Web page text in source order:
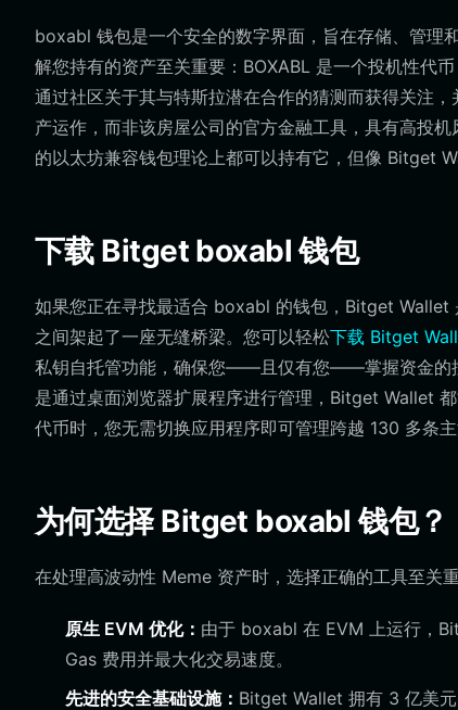
boxabl 钱包是一个安全的数字界面，旨在存储、管理
解您持有的资产至关重要：BOXABL 是一个投机性代
通过社区关于其与特斯拉潜在合作的猜测而获得关注
产运作，而非该房屋公司的官方金融工具，具有高投
的以太坊兼容钱包理论上都可以持有它，但像 Bitget
下载 Bitget boxabl 钱包
如果您正在寻找最适合 boxabl 的钱包，Bitget Wallet
之间架起了一座无缝桥梁。您可以轻松下载 Bitget
私钥自托管功能，确保您——且仅有您——掌握资金的
是通过桌面浏览器扩展程序进行管理，Bitget Wallet
代币时，您无需切换应用程序即可管理跨越 130 多条主
为何选择 Bitget boxabl 钱包？
在处理高波动性 Meme 资产时，选择正确的工具至关
原生 EVM 优化： 由于 boxabl 在 EVM 上运行，
Gas 费用并最大化交易速度。
先进的安全基础设施： Bitget Wallet 拥有 3 亿美